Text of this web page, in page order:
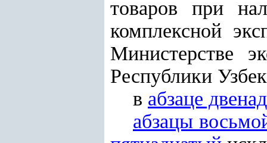
товаров при
комплексной
Министерстве
Республики
в абзаце
абзацы